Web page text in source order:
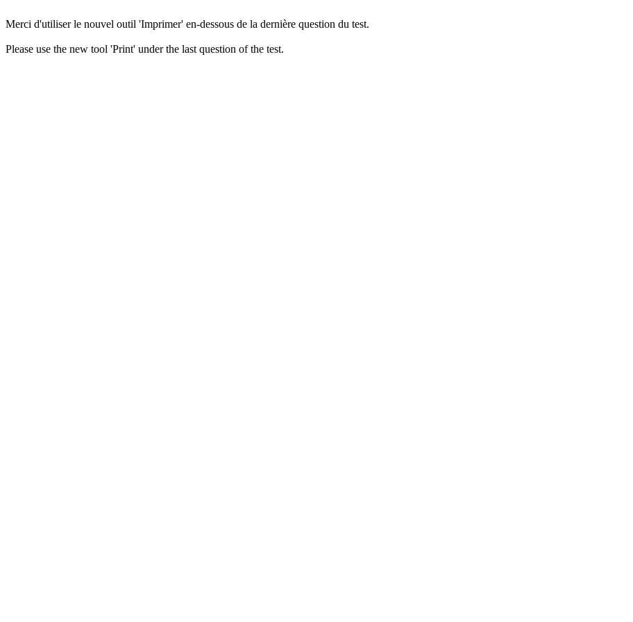
Merci d'utiliser le nouvel outil 'Imprimer' en-dessous de la dernière question du test.
Please use the new tool 'Print' under the last question of the test.